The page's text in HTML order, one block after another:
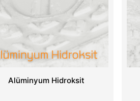
Alüminyum Hidroksit